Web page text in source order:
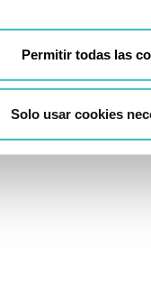
Permitir todas las
Solo usar cookies